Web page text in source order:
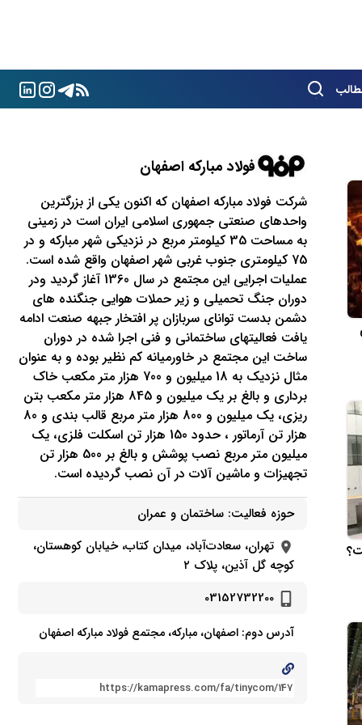
فولاد مباركه اصفهان
شركت فولاد مباركه اصفهان كه اكنون یكی از بزرگترین
واحدهای صنعتی جمهوری اسلامی ایران است در زمینی
به مساحت 35 كیلومتر مربع در نزدیکی شهر مباركه و در
75 كیلومتری جنوب غربی شهر اصفهان واقع شده است.
عملیات اجرایی این مجتمع در سال 1360 آغاز گردید ودر
دوران جنگ تحمیلی و زیر حملات هوایی جنگنده های
دشمن بدست توانای سربازان پر افتخار جبهه صنعت ادامه
یافت فعالیتهای ساختمانی و فنی اجرا شده در دوران
ساخت این مجتمع در خاورمیانه كم نظیر بوده و به عنوان
مثال نزدیك به 18 میلیون و 700 هزار متر مكعب خاك
برداری و بالغ بر یك میلیون و 845 هزار متر مكعب بتن
ریزی، یك میلیون و 800 هزار متر مربع قالب بندی و 80
هزار تن آرماتور ، حدود 150 هزار تن اسكلت فلزی، یك
میلیون متر مربع نصب پوشش و بالغ بر 500 هزار تن
تجهیزات و ماشین آلات در آن نصب گردیده است.
حوزه فعالیت:ساختمان و عمران
تهران، سعادت‌آباد، میدان کتاب، خیابان کوهستان،
کوچه گل آذین، پلاک ۲
03152732200
آدرس دوم: اصفهان، مبارکه، مجتمع فولاد مبارکه اصفهان